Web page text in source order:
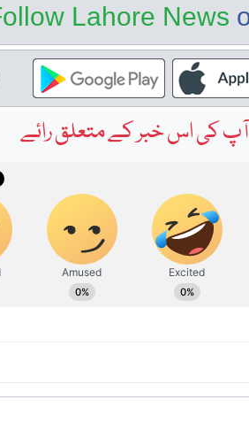
Lahore News
آپ کی اس خبر کے متعلق رائے